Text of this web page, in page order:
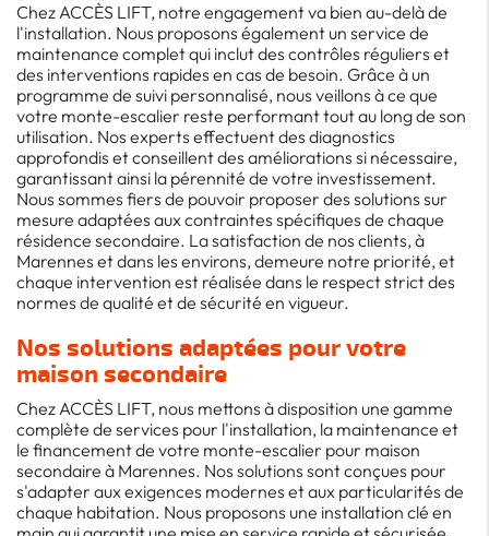
Chez ACCÈS LIFT, notre engagement va bien au-delà de
l'installation. Nous proposons également un service de
maintenance complet qui inclut des contrôles réguliers et
des interventions rapides en cas de besoin. Grâce à un
programme de suivi personnalisé, nous veillons à ce que
votre monte-escalier reste performant tout au long de son
utilisation. Nos experts effectuent des diagnostics
approfondis et conseillent des améliorations si nécessaire,
garantissant ainsi la pérennité de votre investissement.
Nous sommes fiers de pouvoir proposer des solutions sur
mesure adaptées aux contraintes spécifiques de chaque
résidence secondaire. La satisfaction de nos clients, à
Marennes et dans les environs, demeure notre priorité, et
chaque intervention est réalisée dans le respect strict des
normes de qualité et de sécurité en vigueur.
Nos solutions adaptées pour votre
maison secondaire
Chez ACCÈS LIFT, nous mettons à disposition une gamme
complète de services pour l'installation, la maintenance et
le financement de votre monte-escalier pour maison
secondaire à Marennes. Nos solutions sont conçues pour
s'adapter aux exigences modernes et aux particularités de
chaque habitation. Nous proposons une installation clé en